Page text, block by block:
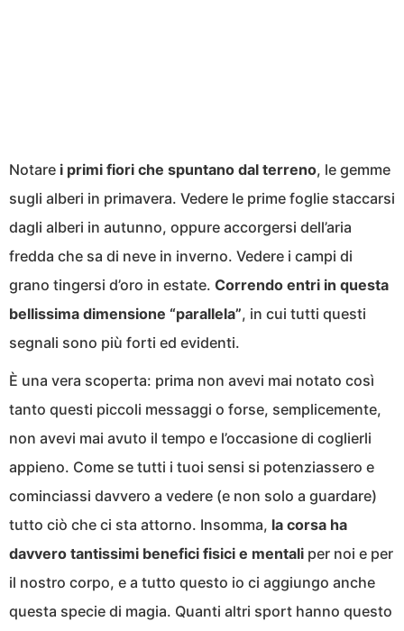
Notare i primi fiori che spuntano dal terreno, le gemme
sugli alberi in primavera. Vedere le prime foglie staccarsi
dagli alberi in autunno, oppure accorgersi dell’aria
fredda che sa di neve in inverno. Vedere i campi di
grano tingersi d’oro in estate. Correndo entri in questa
bellissima dimensione “parallela”, in cui tutti questi
segnali sono più forti ed evidenti.
È una vera scoperta: prima non avevi mai notato così
tanto questi piccoli messaggi o forse, semplicemente,
non avevi mai avuto il tempo e l’occasione di coglierli
appieno. Come se tutti i tuoi sensi si potenziassero e
cominciassi davvero a vedere (e non solo a guardare)
tutto ciò che ci sta attorno. Insomma, la corsa ha
davvero tantissimi benefici fisici e mentali per noi e per
il nostro corpo, e a tutto questo io ci aggiungo anche
questa specie di magia. Quanti altri sport hanno questo